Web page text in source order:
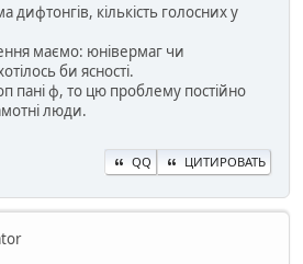
дифтонгів, кількість голосних у
маємо: юнівермаг чи
би ясності.
пані ф, то цю проблему постійно
люди.
QQ ЦИТИРОВАТЬ